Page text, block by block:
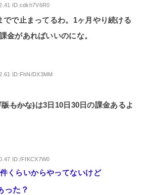
ID:cdkh7V6R0
でで止まってるわ。1ヶ月やり続ける
金があればいいのにな。
ID:FhN/DX3MM
もかな)は3日10日30日の課金あるよ
ID:/FfKCX7W0
くらいからやってないけど
った？